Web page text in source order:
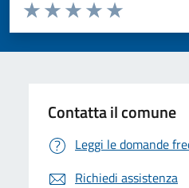
Valuta da 1 a 5 stelle la pagina
Valuta 5 stelle
Valuta 4 stelle su 5
Valuta 3 stelle su 5
Valuta 2 stelle su 5
Valuta 1 stelle su 5
Contatta il comune
Leggi le domande
Richiedi assistenza